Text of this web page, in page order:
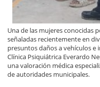
Una de las mujeres conocidas
señaladas recientemente en
presuntos daños a vehículos e
Clínica Psiquiátrica Everardo
una valoración médica
de autoridades municipales.